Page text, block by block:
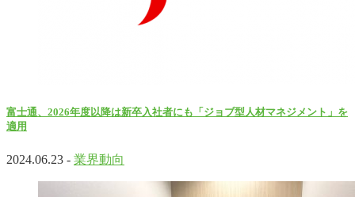
富士通、2026年度以降は新卒入社者にも「ジョブ型人材マネジメント」を
適用
2024.06.23 - 業界動向